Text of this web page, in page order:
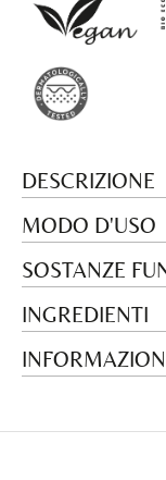
DESCRIZIONE
MODO D'USO
SOSTANZE
INGREDIENTI